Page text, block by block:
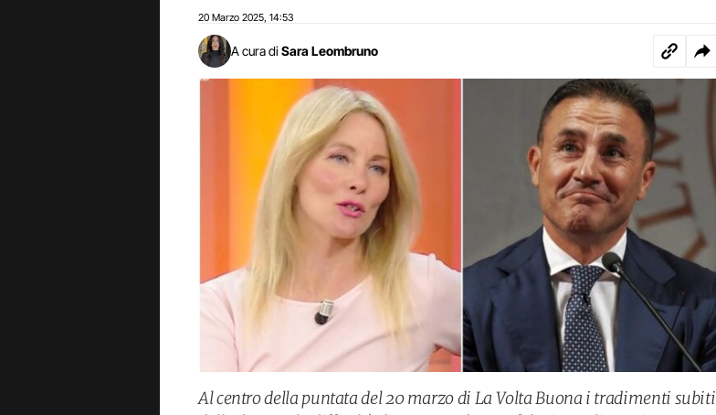
20 Marzo 2025 14:53
A cura di Sara Leombruno
Al centro della puntata del 20 marzo di La Volta Buona i tradimenti subiti